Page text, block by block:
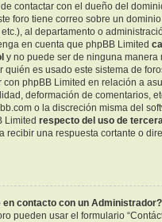
contactar con el dueño del
foro tiene correo sobre un
al departamento o
en cuenta que phpBB Limited
y no puede ser de ninguna manera
quién es usado este sistema de
con phpBB Limited en relación a
deformación de comentarios,
o la discreción misma del
Limited respecto del uso de
recibir una respuesta cortante o
en contacto con un Administrador?
pueden usar el formulario